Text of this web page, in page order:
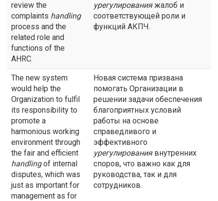
review the
complaints handling
process and the
related role and
functions of the
AHRC.
урегулированияжалоб и
соответствующей роли и
функций АКПЧ.
The new system
would help the
Organization to fulfil
its responsibility to
promote a
harmonious working
environment through
the fair and efficient
handlingof internal
disputes, which was
just as important for
management as for
Новая система призвана
помогать Организации в
решении задачи обеспечения
благоприятных условий
работы на основе
справедливого и
эффективного
урегулированиявнутренних
споров, что важно как для
руководства, так и для
сотрудников.